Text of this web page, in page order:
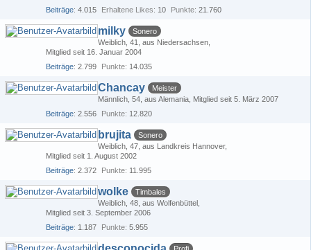
Beiträge 4.015 Erhaltene Likes 10 Punkte 21.760
milky
Sonero
Weiblich 41
aus Niedersachsen
Mitglied seit 16. Januar 2004
Beiträge 2.799 Punkte 14.035
Chancay
Meister
Männlich 54 aus Alemania Mitglied seit 5. März 2007
Beiträge 2.556 Punkte 12.820
brujita
Sonero
Weiblich 47 aus Landkreis Hannover
Mitglied seit 1. August 2002
Beiträge 2.372 Punkte 11.995
wolke
Timbales
Weiblich 48 aus Wolfenbüttel
Mitglied seit 3. September 2006
Beiträge 1.187 Punkte 5.955